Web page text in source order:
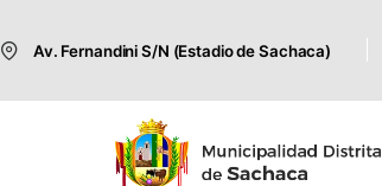
Av. Fernandini S/N (Estadio de Sachaca)